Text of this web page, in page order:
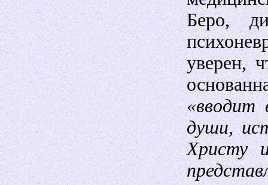
Беро,
уверен,
«вводит
души,
Христу